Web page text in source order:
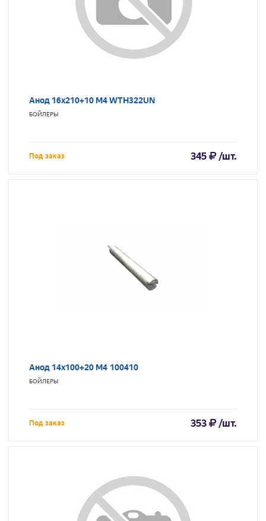
Анод 16х210+10 М4 WTH322UN
БОЙЛЕРЫ
Под заказ 345 /шт.
Анод 14х100+20 М4 100410
БОЙЛЕРЫ
Под заказ 353 /шт.